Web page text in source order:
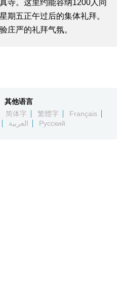
寺。这里约能容纳1200人同
期五正午过后的集体礼拜。
庄严的礼拜气氛。
其他语言
简体字 繁體字
Français
العربية Русский